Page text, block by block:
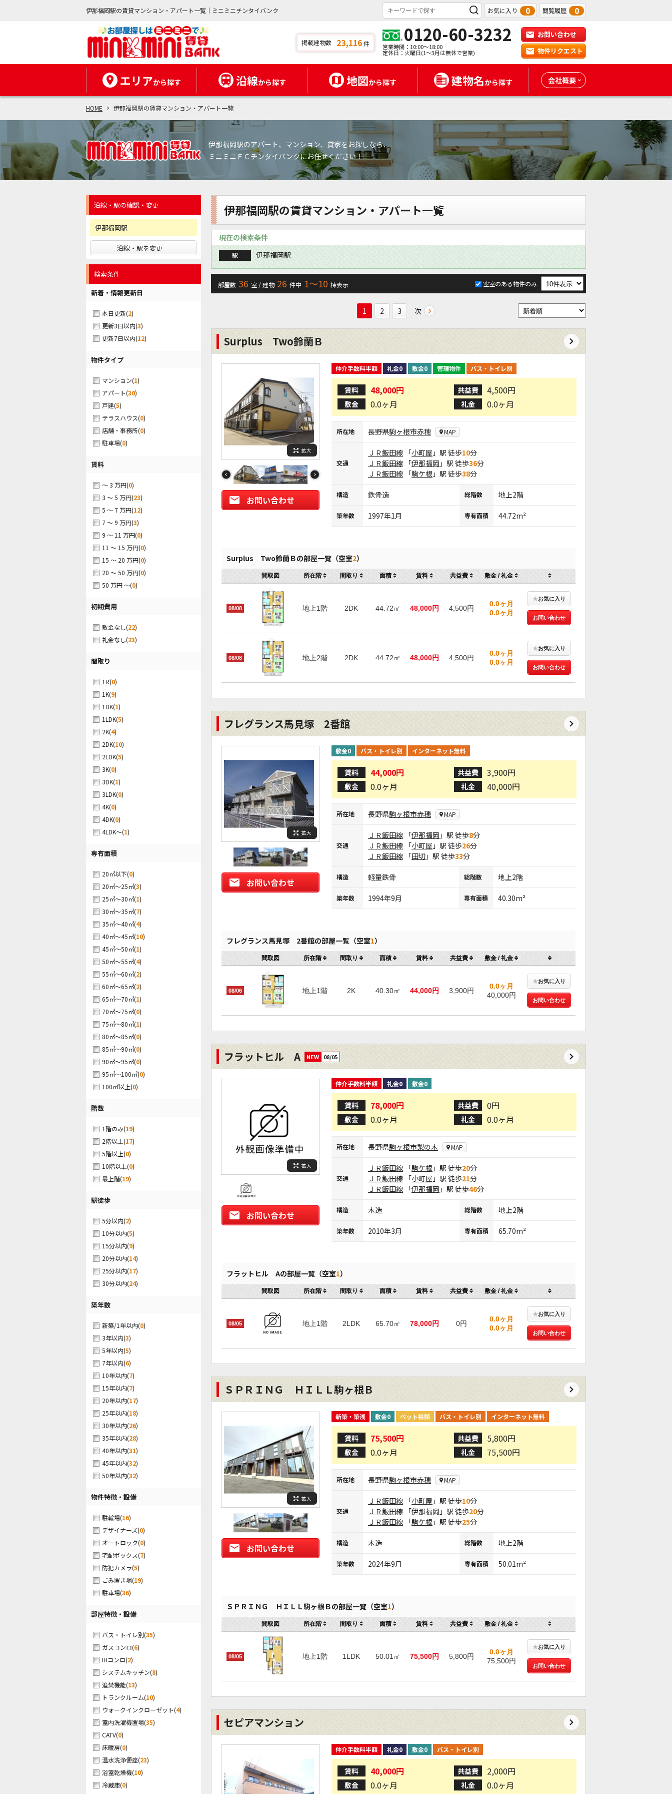
伊那福岡駅の賃貸マンション・アパート一覧｜ミニミニチンタイバンク お気に入り 0 閲覧履歴 0
掲載建物数 23,116件 0120-60-3232
営業時間：10:00～18:00
定休日：火曜日(1～3月は無休で営業)
お問い合わせ
物件リクエスト
エリアから探す 沿線から探す 地図から探す 建物名から探す 会社概要
HOME 伊那福岡駅の賃貸マンション・アパート一覧
伊那福岡駅のアパート、マンション、貸家をお探しなら、
ミニミニＦＣチンタイバンクにお任せください！
沿線・駅の確認・変更
伊那福岡駅
沿線・駅を変更
検索条件
新着・情報更新日
本日更新(2)
更新3日以内(3)
更新7日以内(12)
物件タイプ
マンション(1)
アパート(30)
戸建(5)
テラスハウス(0)
店舗・事務所(0)
駐車場(0)
賃料
～ 3 万円(0)
3 ～ 5 万円(23)
5 ～ 7 万円(12)
7 ～ 9 万円(3)
9 ～ 11 万円(0)
11 ～ 15 万円(0)
15 ～ 20 万円(0)
20 ～ 50 万円(0)
50 万円 ～(0)
初期費用
敷金なし(22)
礼金なし(23)
間取り
1R(0)
1K(9)
1DK(1)
1LDK(5)
2K(4)
2DK(10)
2LDK(5)
3K(0)
3DK(1)
3LDK(0)
4K(0)
4DK(0)
4LDK～(1)
専有面積
20㎡以下(0)
20㎡～25㎡(3)
25㎡～30㎡(1)
30㎡～35㎡(7)
35㎡～40㎡(4)
40㎡～45㎡(10)
45㎡～50㎡(1)
50㎡～55㎡(4)
55㎡～60㎡(2)
60㎡～65㎡(2)
65㎡～70㎡(1)
70㎡～75㎡(0)
75㎡～80㎡(1)
80㎡～85㎡(0)
85㎡～90㎡(0)
90㎡～95㎡(0)
95㎡～100㎡(0)
100㎡以上(0)
階数
1階のみ(19)
2階以上(17)
5階以上(0)
10階以上(0)
最上階(19)
駅徒歩
5分以内(2)
10分以内(5)
15分以内(9)
20分以内(14)
25分以内(17)
30分以内(24)
築年数
新築/1年以内(0)
3年以内(3)
5年以内(5)
7年以内(6)
10年以内(7)
15年以内(7)
20年以内(17)
25年以内(18)
30年以内(26)
35年以内(28)
40年以内(31)
45年以内(32)
50年以内(32)
物件特徴・設備
駐輪場(16)
デザイナーズ(0)
オートロック(0)
宅配ボックス(7)
防犯カメラ(5)
ごみ置き場(19)
駐車場(36)
部屋特徴・設備
バス・トイレ別(35)
ガスコンロ(6)
IHコンロ(2)
システムキッチン(8)
追焚機能(13)
トランクルーム(10)
ウォークインクローゼット(4)
室内洗濯機置場(35)
CATV(0)
床暖房(0)
温水洗浄便座(23)
浴室乾燥機(10)
冷蔵庫(0)
伊那福岡駅の賃貸マンション・アパート一覧
現在の検索条件
駅 伊那福岡駅
部屋数 36 室 / 建物 26 件中 1〜10 棟表示 空室のある物件のみ
1 2 3 次
Surplus Two鈴蘭Ｂ
拡大
お問い合わせ
仲介手数料半額 礼金0 敷金0 管理物件 バス・トイレ別
賃料 48,000円 共益費 4,500円
敷金 0.0ヶ月 礼金 0.0ヶ月
所在地 長野県駒ヶ根市赤穂 MAP
交通
ＪＲ飯田線 「小町屋 」駅 徒歩10分
ＪＲ飯田線 「伊那福岡 」駅 徒歩36分
ＪＲ飯田線 「駒ケ根 」駅 徒歩38分
構造 鉄骨造 総階数 地上2階
築年数 1997年1月 専有面積 44.72m²
Surplus Two鈴蘭Ｂの部屋一覧（空室2）
間取図 所在階 間取り 面積 賃料 共益費 敷金 / 礼金
08/08 地上1階 2DK 44.72㎡ 48,000円 4,500円
0.0ヶ月
0.0ヶ月
★お気に入り
お問い合わせ
08/08 地上2階 2DK 44.72㎡ 48,000円 4,500円
0.0ヶ月
0.0ヶ月
★お気に入り
お問い合わせ
フレグランス馬見塚 2番館
拡大
お問い合わせ
敷金0 バス・トイレ別 インターネット無料
賃料 44,000円 共益費 3,900円
敷金 0.0ヶ月 礼金 40,000円
所在地 長野県駒ヶ根市赤穂 MAP
交通
ＪＲ飯田線 「伊那福岡 」駅 徒歩8分
ＪＲ飯田線 「小町屋 」駅 徒歩26分
ＪＲ飯田線 「田切 」駅 徒歩33分
構造 軽量鉄骨 総階数 地上2階
築年数 1994年9月 専有面積 40.30m²
フレグランス馬見塚 2番館の部屋一覧（空室1）
間取図 所在階 間取り 面積 賃料 共益費 敷金 / 礼金
08/06 地上1階 2K 40.30㎡ 44,000円 3,900円
0.0ヶ月
40,000円
★お気に入り
お問い合わせ
フラットヒル A NEW 08/05
拡大
お問い合わせ
仲介手数料半額 礼金0 敷金0
賃料 78,000円 共益費 0円
敷金 0.0ヶ月 礼金 0.0ヶ月
所在地 長野県駒ヶ根市梨の木 MAP
交通
ＪＲ飯田線 「駒ケ根 」駅 徒歩20分
ＪＲ飯田線 「小町屋 」駅 徒歩21分
ＪＲ飯田線 「伊那福岡 」駅 徒歩46分
構造 木造 総階数 地上2階
築年数 2010年3月 専有面積 65.70m²
フラットヒル Aの部屋一覧（空室1）
間取図 所在階 間取り 面積 賃料 共益費 敷金 / 礼金
08/05 地上1階 2LDK 65.70㎡ 78,000円 0円
0.0ヶ月
0.0ヶ月
★お気に入り
お問い合わせ
ＳＰＲＩＮＧ ＨＩＬＬ駒ヶ根Ｂ
拡大
お問い合わせ
新築・築浅 敷金0 ペット相談 バス・トイレ別 インターネット無料
賃料 75,500円 共益費 5,800円
敷金 0.0ヶ月 礼金 75,500円
所在地 長野県駒ヶ根市赤穂 MAP
交通
ＪＲ飯田線 「小町屋 」駅 徒歩10分
ＪＲ飯田線 「伊那福岡 」駅 徒歩20分
ＪＲ飯田線 「駒ケ根 」駅 徒歩25分
構造 木造 総階数 地上2階
築年数 2024年9月 専有面積 50.01m²
ＳＰＲＩＮＧ ＨＩＬＬ駒ヶ根Ｂの部屋一覧（空室1）
間取図 所在階 間取り 面積 賃料 共益費 敷金 / 礼金
08/05 地上1階 1LDK 50.01㎡ 75,500円 5,800円
0.0ヶ月
75,500円
★お気に入り
お問い合わせ
セピアマンション
仲介手数料半額 礼金0 敷金0 バス・トイレ別
賃料 40,000円 共益費 2,000円
敷金 0.0ヶ月 礼金 0.0ヶ月